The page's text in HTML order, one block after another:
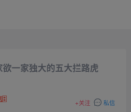
一家独大的五大拦路虎
+关注 私信